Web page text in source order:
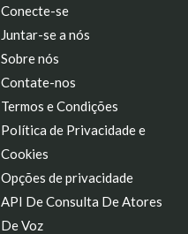
Conecte-se
Juntar-se a nós
Sobre nós
Contate-nos
Termos e Condições
Política de Privacidade e
Cookies
Opções de privacidade
API De Consulta De Atores
De Voz